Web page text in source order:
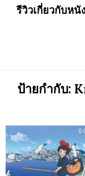
รีวิวเกี่ยวกับห
ป้ายกำกับ:
0